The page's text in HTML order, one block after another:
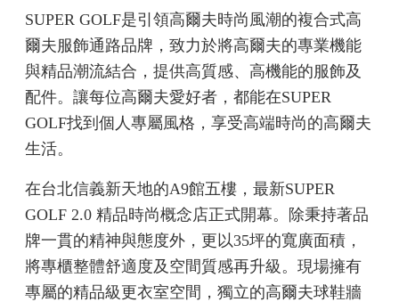
SUPER GOLF是引領高爾夫時尚風潮的複合式高
爾夫服飾通路品牌，致力於將高爾夫的專業機能
與精品潮流結合，提供高質感、高機能的服飾及
配件。讓每位高爾夫愛好者，都能在SUPER
GOLF找到個人專屬風格，享受高端時尚的高爾夫
生活。
在台北信義新天地的A9館五樓，最新SUPER
GOLF 2.0 精品時尚概念店正式開幕。除秉持著品
牌一貫的精神與態度外，更以35坪的寬廣面積，
將專櫃整體舒適度及空間質感再升級。現場擁有
專屬的精品級更衣室空間，獨立的高爾夫球鞋牆